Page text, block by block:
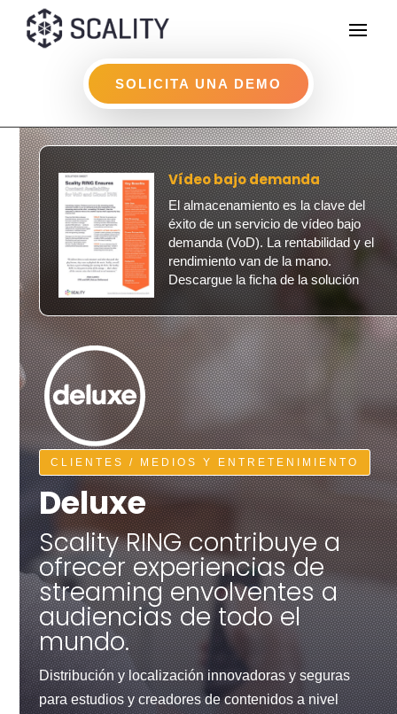
SOLICITA UNA DEMO
Vídeo bajo demanda
El almacenamiento es la clave del
éxito de un servicio de vídeo bajo
demanda (VoD). La rentabilidad y el
rendimiento van de la mano.
Descargue la ficha de la solución
CLIENTES / MEDIOS Y ENTRETENIMIENTO
Deluxe
Scality RING contribuye a
ofrecer experiencias de
streaming envolventes a
audiencias de todo el
mundo.
Distribución y localización innovadoras y seguras
para estudios y creadores de contenidos a nivel